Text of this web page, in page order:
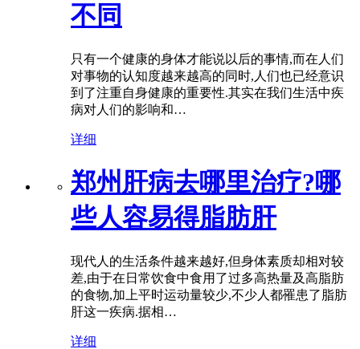
不同
只有一个健康的身体才能说以后的事情,而在人们
对事物的认知度越来越高的同时,人们也已经意识
到了注重自身健康的重要性.其实在我们生活中疾
病对人们的影响和…
详细
郑州肝病去哪里治疗?哪
些人容易得脂肪肝
现代人的生活条件越来越好,但身体素质却相对较
差,由于在日常饮食中食用了过多高热量及高脂肪
的食物,加上平时运动量较少,不少人都罹患了脂肪
肝这一疾病.据相…
详细